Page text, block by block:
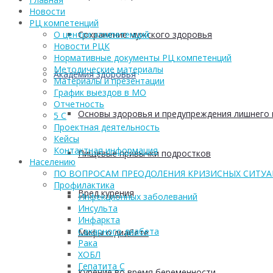
Сохранение мужского здоровья
Академия здоровья
Основы здоровья и предупреждения лишнего
Пищевые привычки подростков
Вред курения
Мифы о диабете
Новости
РЦ компетенций
О центре компетенций
Новости РЦК
Нормативные документы РЦ компетенций
Методические материалы
Материалы и презентации
График выездов в МО
Отчетность
5 С
Проектная деятельность
Кейсы
Контактная информация
Населению
ПО ВОПРОСАМ ПРЕОДОЛЕНИЯ КРИЗИСНЫХ
Профилактика
Инфекционных заболеваний
Инсульта
Инфаркта
Сахарного диабета
Рака
ХОБЛ
Гепатита С